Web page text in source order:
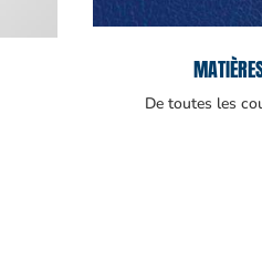
De toutes les